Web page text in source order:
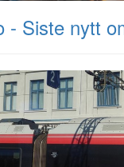
- Siste nytt